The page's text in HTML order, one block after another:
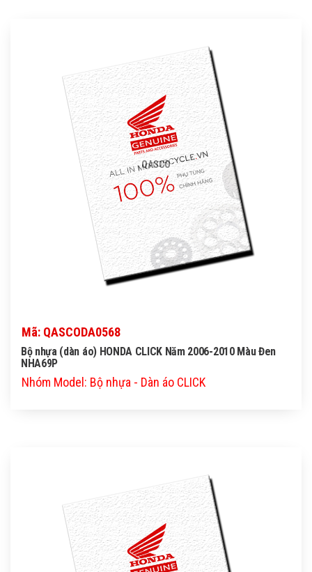
QASCO
Mã: QASCODA0568
Bộ nhựa (dàn áo) HONDA CLICK Năm 2006-2010 Màu Đen
NHA69P
Nhóm Model: Bộ nhựa - Dàn áo CLICK